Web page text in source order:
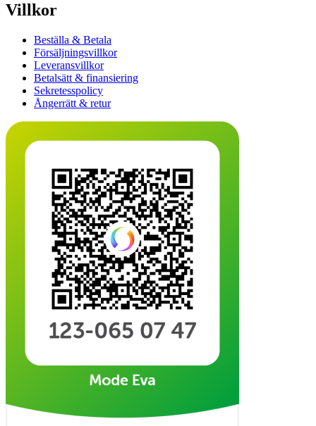
Villkor
Beställa & Betala
Försäljningsvillkor
Leveransvillkor
Betalsätt & finansiering
Sekretesspolicy
Ångerrätt & retur